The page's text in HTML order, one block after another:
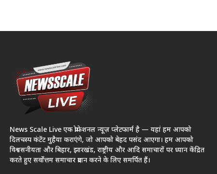
News Scale Live एक प्रोफेशनल न्यूज़ प्लेटफार्म है — यहां हम आपको
दिलचस्प कंटेंट मुहैया कराएंगे, जो आपको बेहद पसंद आएगा। हम आपको
विश्वसनीयता और बिहार, झारखंड, राष्ट्रीय और आदि समाचारों पर ध्यान केंद्रित
करते हुए सर्वोत्तम समाचार प्रदान करने के लिए समर्पित हैं।